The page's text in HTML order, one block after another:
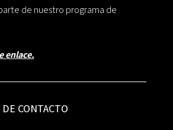
de nuestro programa de
enlace.
CONTACTO